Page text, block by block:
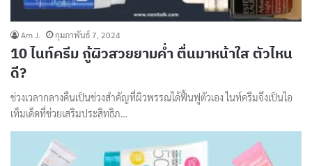
Am J. กุมภาพันธ์ 7, 2024
10 ไนท์ครีม กู้ผิวสวยยามค่ำ ตื่นมาหน้าใส ตัวไหน
ดี?
ช่วงเวลากลางคืนเป็นช่วงสำคัญที่ผิวพรรณได้ฟื้นฟูตัวเอง ไนท์ครีมจึงเป็นไอ
เท็มเด็ดที่ช่วยเสริมประสิทธิภ…